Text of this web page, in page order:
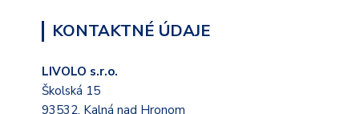
KONTAKTNÉ ÚDAJE
LIVOLO s.r.o.
Školská 15
93532, Kalná nad Hronom